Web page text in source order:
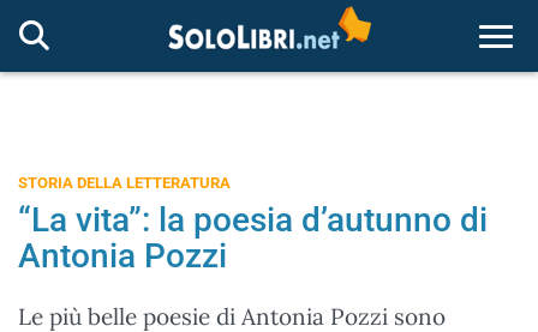
STORIA DELLA LETTERATURA
“La vita”: la poesia d’autunno di
Antonia Pozzi
Le più belle poesie di Antonia Pozzi sono